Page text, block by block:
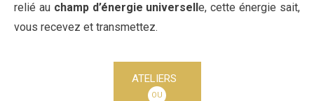
relié au champ d’énergie universelle, cette énergie sait,
vous recevez et transmettez.
ATELIERS
OU